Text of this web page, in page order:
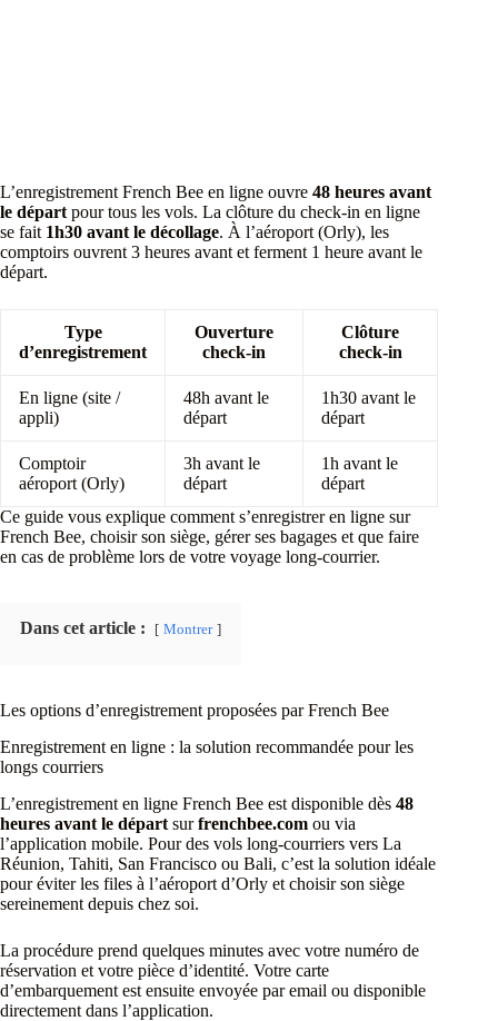
L’enregistrement French Bee en ligne ouvre 48 heures avant
le départ pour tous les vols. La clôture du check-in en ligne
se fait 1h30 avant le décollage. À l’aéroport (Orly), les
comptoirs ouvrent 3 heures avant et ferment 1 heure avant le
départ.
Type
d’enregistrement
Ouverture
check-in
Clôture
check-in
En ligne (site /
appli)
48h avant le
départ
1h30 avant le
départ
Comptoir
aéroport (Orly)
3h avant le
départ
1h avant le
départ
Ce guide vous explique comment s’enregistrer en ligne sur
French Bee, choisir son siège, gérer ses bagages et que faire
en cas de problème lors de votre voyage long-courrier.
Dans cet article : Montrer
Les options d’enregistrement proposées par French Bee
Enregistrement en ligne : la solution recommandée pour les
longs courriers
L’enregistrement en ligne French Bee est disponible dès 48
heures avant le départ surfrenchbee.com ou via
l’application mobile. Pour des vols long-courriers vers La
Réunion, Tahiti, San Francisco ou Bali, c’est la solution idéale
pour éviter les files à l’aéroport d’Orly et choisir son siège
sereinement depuis chez soi.
La procédure prend quelques minutes avec votre numéro de
réservation et votre pièce d’identité. Votre carte
d’embarquement est ensuite envoyée par email ou disponible
directement dans l’application.